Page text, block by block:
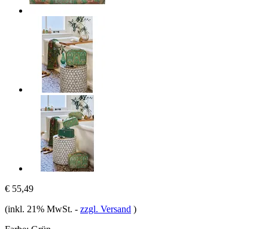
€ 55,49
(inkl. 21% MwSt. - zzgl. Versand )